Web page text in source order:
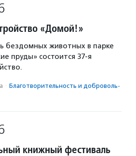
«Домой!»
бездомных животных в парке
пруды» состоится 37-я
· Благотвори­тель­ность и доброволь­
книжный фестиваль